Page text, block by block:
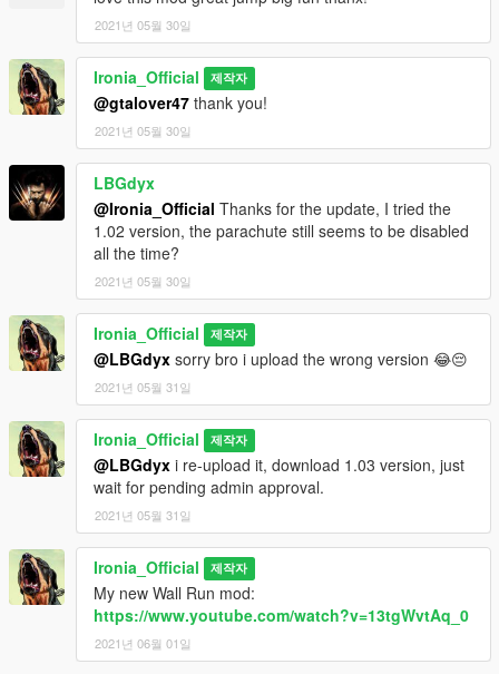
2021년 05월 30일
Ironia_Official 제작자
@gtalover47 thank you!
2021년 05월 30일
LBGdyx
@Ironia_Official Thanks for the update, I tried the
1.02 version, the parachute still seems to be disabled
all the time?
2021년 05월 30일
Ironia_Official 제작자
@LBGdyx sorry bro i upload the wrong version 😂😔
2021년 05월 31일
Ironia_Official 제작자
@LBGdyx i re-upload it, download 1.03 version, just
wait for pending admin approval.
2021년 05월 31일
Ironia_Official 제작자
My new Wall Run mod:
https://www.youtube.com/watch?v=13tgWvtAq_0
2021년 06월 01일